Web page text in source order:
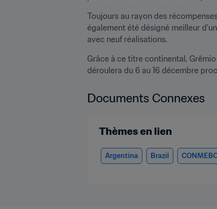
Toujours au rayon des
également été désigné meilleur
avec neuf réalisations.
Grâce à ce titre continental,
déroulera du 6 au 16 décembre
Documents Connexes
Thèmes en lien
Argentina Brazil